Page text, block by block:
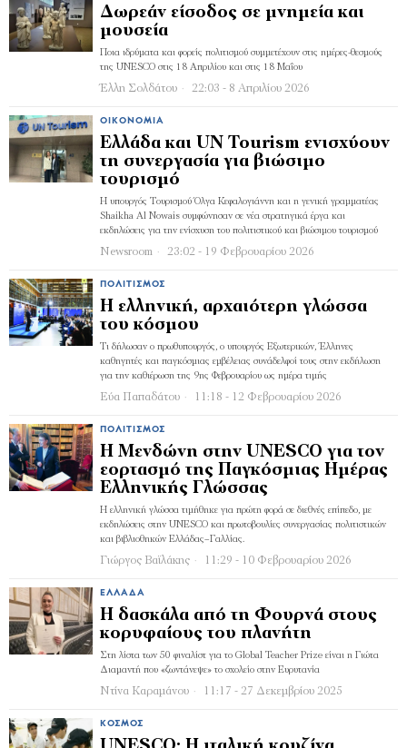
Δωρεάν είσοδος σε μνημεία και
μουσεία
Ποια ιδρύματα και φορείς πολιτισμού συμμετέχουν στις ημέρες-θεσμούς
της UNESCO στις 18 Απριλίου και στις 18 Μαΐου
Έλλη Σολδάτου 22:03 - 8 Απριλίου 2026
ΟΙΚΟΝΟΜΊΑ
Ελλάδα και UN Tourism ενισχύουν
τη συνεργασία για βιώσιμο
τουρισμό
Η υπουργός Τουρισμού Όλγα Κεφαλογιάννη και η γενική γραμματέας
Shaikha Al Nowais συμφώνησαν σε νέα στρατηγικά έργα και
εκδηλώσεις για την ενίσχυση του πολιτιστικού και βιώσιμου τουρισμού
Newsroom 23:02 - 19 Φεβρουαρίου 2026
ΠΟΛΙΤΙΣΜΌΣ
Η ελληνική, αρχαιότερη γλώσσα
του κόσμου
Τι δήλωσαν ο πρωθυπουργός, ο υπουργός Εξωτερικών, Έλληνες
καθηγητές και παγκόσμιας εμβέλειας συνάδελφοί τους στην εκδήλωση
για την καθιέρωση της 9ης Φεβρουαρίου ως ημέρα τιμής
Εύα Παπαδάτου 11:18 - 12 Φεβρουαρίου 2026
ΠΟΛΙΤΙΣΜΌΣ
Η Μενδώνη στην UNESCO για τον
εορτασμό της Παγκόσμιας Ημέρας
Ελληνικής Γλώσσας
Η ελληνική γλώσσα τιμήθηκε για πρώτη φορά σε διεθνές επίπεδο, με
εκδηλώσεις στην UNESCO και πρωτοβουλίες συνεργασίας πολιτιστικών
και βιβλιοθηκών Ελλάδας–Γαλλίας.
Γιώργος Βαϊλάκης 11:29 - 10 Φεβρουαρίου 2026
ΕΛΛΆΔΑ
Η δασκάλα από τη Φουρνά στους
κορυφαίους του πλανήτη
Στη λίστα των 50 φιναλίστ για το Global Teacher Prize είναι η Γιώτα
Διαμαντή που «ζωντάνεψε» το σχολείο στην Ευρυτανία
Ντίνα Καραμάνου 11:17 - 27 Δεκεμβρίου 2025
ΚΌΣΜΟΣ